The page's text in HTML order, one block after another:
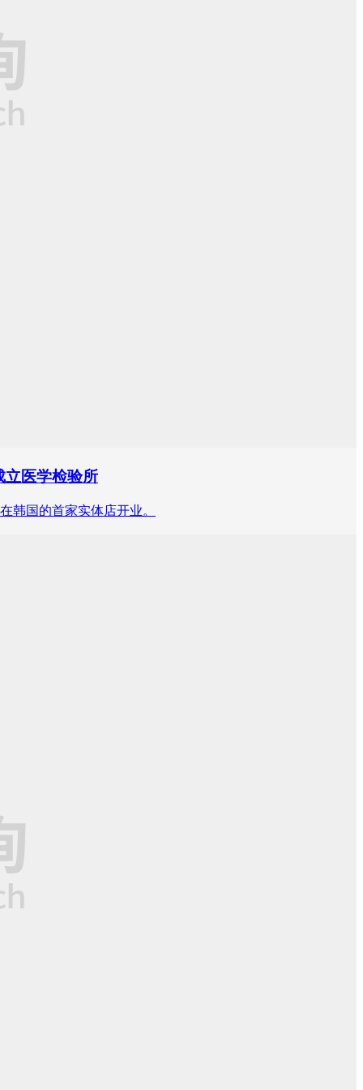
立医学检验所
韩国的首家实体店开业。